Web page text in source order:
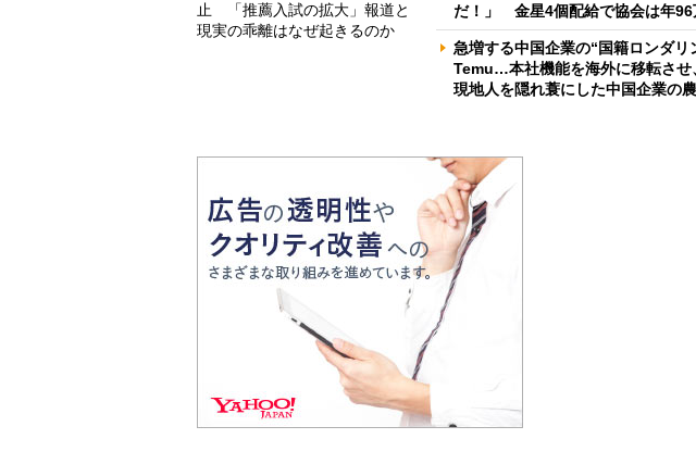
止 「推薦入試の拡大」報道と
現実の乖離はなぜ起きるのか
だ！」 金星4個配給で協会は年96
急増する中国企業の“国籍ロンダ
Temu…本社機能を海外に移転さ
現地人を隠れ蓑にした中国企業の